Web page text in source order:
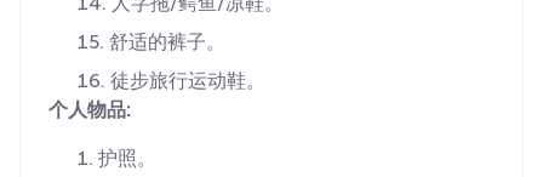
舒适的裤子。
徒步旅行运动鞋。
个人物品:
护照。